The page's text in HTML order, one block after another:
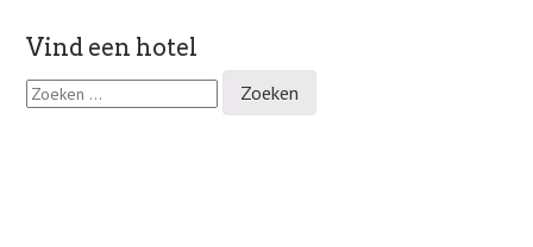
Vind een hotel
Z
o